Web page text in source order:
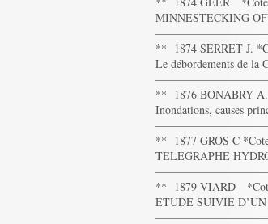
MINNESTECKING
** 1874 SERRET J.
Le débordements de la
** 1876 BONABRY
Inondations, causes
** 1877 GROS C
TELEGRAPHE
** 1879 VIARD
ETUDE SUIVIE